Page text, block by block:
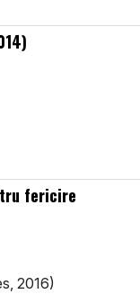
fericire
2016)